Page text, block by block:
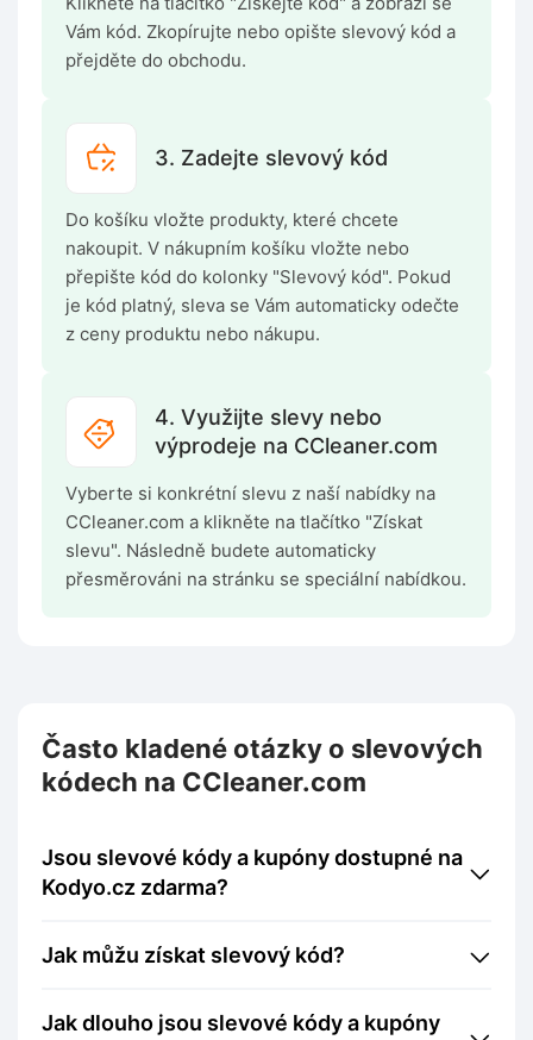
Vám kód. Zkopírujte nebo opište slevový kód a
přejděte do obchodu.
3. Zadejte slevový kód
Do košíku vložte produkty, které chcete
nakoupit. V nákupním košíku vložte nebo
přepište kód do kolonky "Slevový kód". Pokud
je kód platný, sleva se Vám automaticky odečte
z ceny produktu nebo nákupu.
4. Využijte slevy nebo
výprodeje na CCleaner.com
Vyberte si konkrétní slevu z naší nabídky na
CCleaner.com a klikněte na tlačítko "Získat
slevu". Následně budete automaticky
přesměrováni na stránku se speciální nabídkou.
Často kladené otázky o slevových
kódech na CCleaner.com
Jsou slevové kódy a kupóny dostupné na
Kodyo.cz zdarma?
Jak můžu získat slevový kód?
Jak dlouho jsou slevové kódy a kupóny